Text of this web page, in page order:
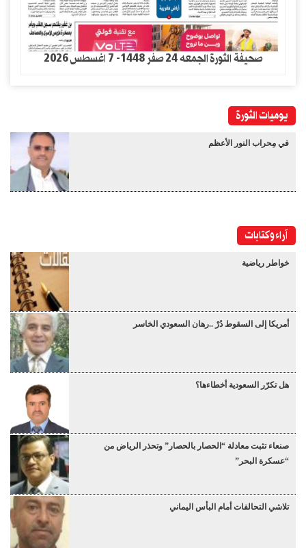
صحيفة الثورة الجمعه 24 صفر 1448- 7 اغسطس 2026
يوميات الثورة
في مِحراب النور الأعظم
آراء وكتابات
خواطر رياضية
أمريكا إلى السقوط دُرْ ..رهان السعودي الخاسر
هل تكرّر السعودية أخطاءها؟
صنعاء تثبت معادلة “الحصار بالحصار” وتحذر الرياض من
“عسكرة البحر”
تلاشي التحالفات أمام البأس اليماني